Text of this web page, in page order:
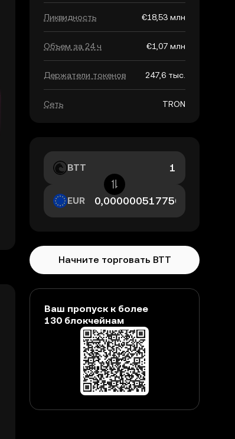
Ликвидность €18,53 млн
Объем за 24 ч €1,07 млн
Держатели токенов 247,6 тыс.
Сеть TRON
BTT
EUR
Начните торговать BTT
Ваш пропуск к более
130 блокчейнам